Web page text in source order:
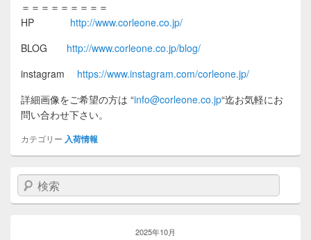
＝＝＝＝＝＝＝＝＝
HP
http://www.corleone.co.jp/
BLOG http://www.corleone.co.jp/blog/
instagram https://www.instagram.com/corleone.jp/
詳細画像をご希望の方は “info@corleone.co.jp“迄お気軽にお
問い合わせ下さい。
カテゴリー 入荷情報
検索
2025年10月